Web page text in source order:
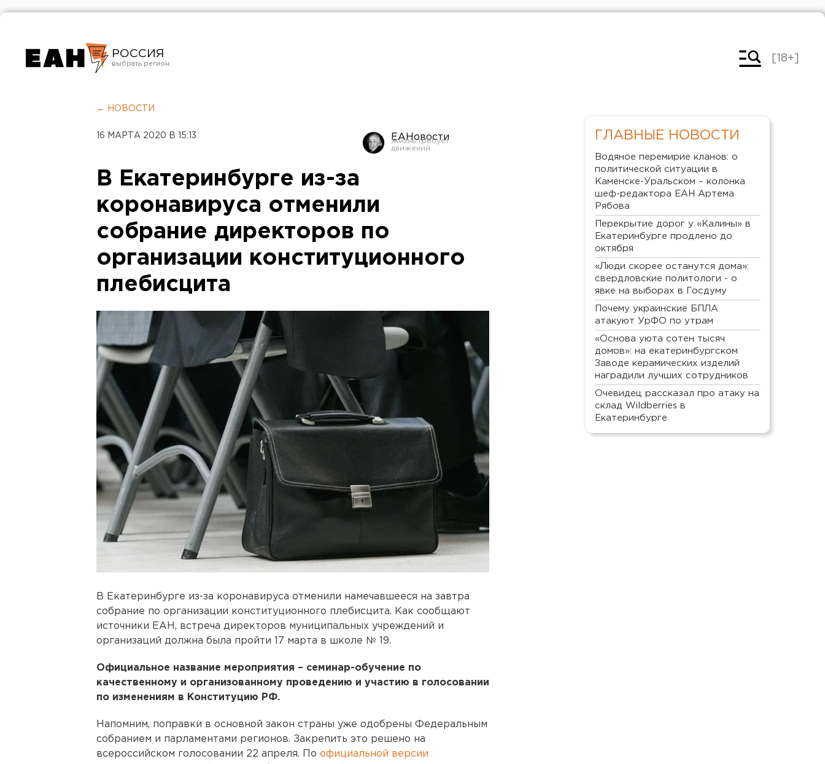
РОССИЯ
Челябинск
[18+]
← НОВОСТИ
16 МАРТА 2020 В 15:13 ЕАНовости
В Екатеринбурге из-за
коронавируса отменили
собрание директоров по
организации конституционного
плебисцита
В Екатеринбурге из-за коронавируса отменили намечавшееся на завтра
собрание по организации конституционного плебисцита. Как сообщают
источники ЕАН, встреча директоров муниципальных учреждений и
организаций должна была пройти 17 марта в школе № 19.
Официальное название мероприятия – семинар-обучение по
качественному и организованному проведению и участию в голосовании
по изменениям в Конституцию РФ.
Напомним, поправки в основной закон страны уже одобрены Федеральным
собранием и парламентами регионов. Закрепить это решено на
всероссийском голосовании 22 апреля. По официальной версии
ГЛАВНЫЕ НОВОСТИ
Водяное перемирие кланов: о
политической ситуации в
Каменске-Уральском – колонка
шеф-редактора ЕАН Артема
Рябова
Перекрытие дорог у «Калины» в
Екатеринбурге продлено до
октября
«Люди скорее останутся дома»:
свердловские политологи - о
явке на выборах в Госдуму
Почему украинские БПЛА
атакуют УрФО по утрам
«Основа уюта сотен тысяч
домов»: на екатеринбургском
Заводе керамических изделий
наградили лучших сотрудников
Очевидец рассказал про атаку на
склад Wildberries в
Екатеринбурге